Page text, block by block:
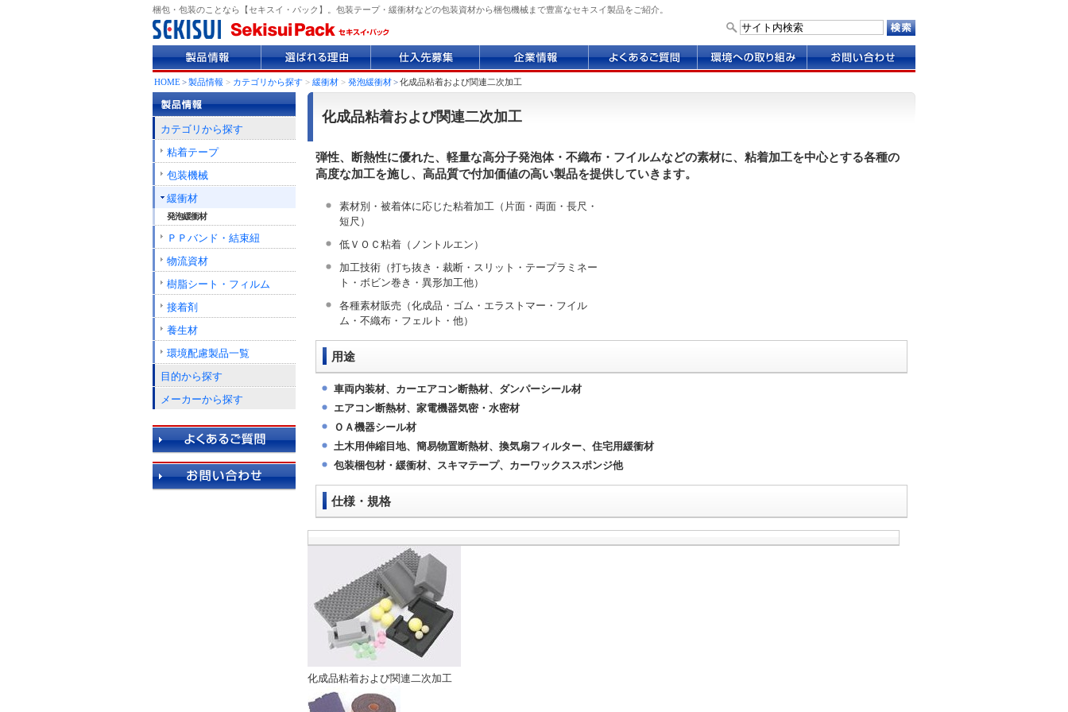
梱包・包装のことなら【セキスイ・パック】。包装テープ・緩衝材などの包装資材から梱包機械まで豊富なセキスイ製品をご紹介。
品
情
報
ば
れ
理
入
先
集
業
情
く
境
み
問
HOME>製品情報 > カテゴリから探す > 緩衝材 > 発泡緩衝材>化成品粘着および関連二次加工
化成品粘着および関連二次加工
弾性、断熱性に優れた、軽量な高分子発泡体・不織布・フイルムなどの素材に、粘着加工を中心とする各種の
高度な加工を施し、高品質で付加価値の高い製品を提供していきます。
素材別・被着体に応じた粘着加工（片面・両面・長尺・
短尺）
低ＶＯＣ粘着（ノントルエン）
加工技術（打ち抜き・裁断・スリット・テープラミネー
ト・ボビン巻き・異形加工他）
各種素材販売（化成品・ゴム・エラストマー・フイル
ム・不織布・フェルト・他）
用途
車両内装材、カーエアコン断熱材、ダンパーシール材
エアコン断熱材、家電機器気密・水密材
ＯＡ機器シール材
土木用伸縮目地、簡易物置断熱材、換気扇フィルター、住宅用緩衝材
包装梱包材・緩衝材、スキマテープ、カーワックススポンジ他
仕様・規格
化成品粘着および関連二次加工
カテゴリから探す
粘着テープ
包装機械
緩衝材
発泡緩衝材
ＰＰバンド・結束紐
物流資材
樹脂シート・フィルム
接着剤
養生材
環境配慮製品一覧
目的から探す
メーカーから探す